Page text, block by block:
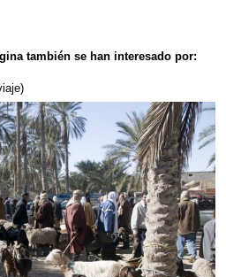
también se han interesado por: